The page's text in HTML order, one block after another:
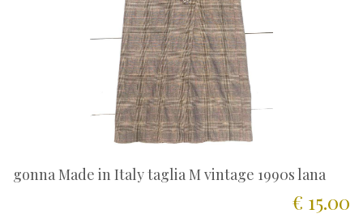
gonna Made in Italy taglia M vintage 1990s lana
€ 15.00